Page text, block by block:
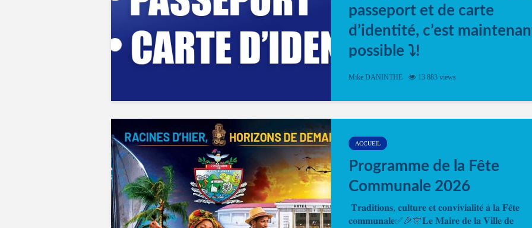
passeport et de carte
d’identité, c’est
possible ⤵️!
Désormais, il est possible de prendre rendez-vous
Mike DANINTHE 13 883 views
ACCUEIL
Programme de la Fête
Communale 2026
𝐓𝐫𝐚𝐝𝐢𝐭𝐢𝐨𝐧𝐬, 𝐜𝐮𝐥𝐭𝐮𝐫𝐞 𝐞𝐭 𝐜𝐨𝐧𝐯𝐢𝐯𝐢𝐚𝐥𝐢𝐭𝐞́ 𝐚̀ 𝐥𝐚 𝐅𝐞̂𝐭𝐞
𝐜𝐨𝐦𝐦𝐮𝐧𝐚𝐥𝐞✅🎉🎊𝐋𝐞 𝐌𝐚𝐢𝐫𝐞 𝐝𝐞 𝐥𝐚 𝐕𝐢𝐥𝐥𝐞 𝐝𝐞